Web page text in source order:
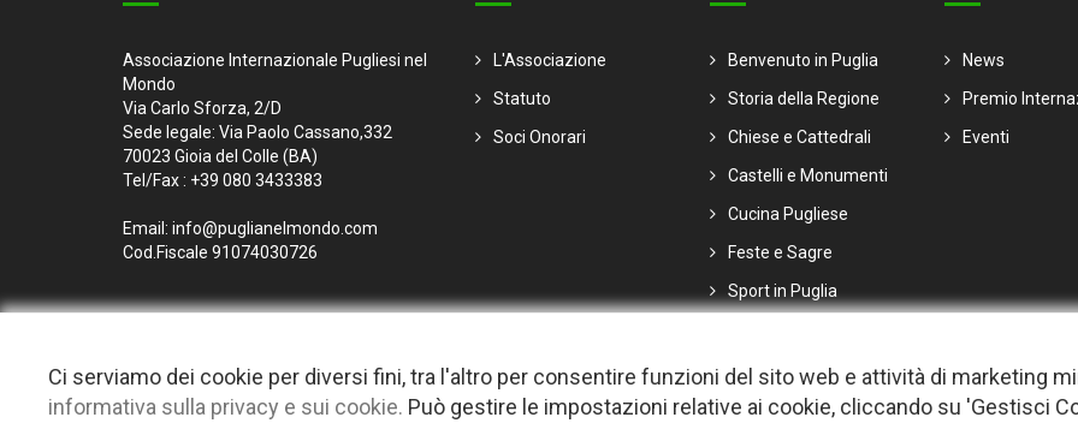
Associazione Internazionale Pugliesi nel
Mondo
Via Carlo Sforza, 2/D
Sede legale: Via Paolo Cassano,332
70023 Gioia del Colle (BA)
Tel/Fax : +39 080 3433383
Email: info@puglianelmondo.com
Cod.Fiscale 91074030726
L'Associazione
Statuto
Soci Onorari
Benvenuto in Puglia
Storia della Regione
Chiese e Cattedrali
Castelli e Monumenti
Cucina Pugliese
Feste e Sagre
Sport in Puglia
News
Premio
Eventi
© 2026 Copyright Puglia nel mondo. Tutti i diritti riservati |Privacy-Cookie policy -Gestisci Cookie-Credits
Ci serviamo dei cookie per diversi fini, tra l'altro per consentire funzioni del sito web e attività di marketing
informativa sulla privacy e sui cookie. Può gestire le impostazioni relative ai cookie, cliccando su 'Gestisci